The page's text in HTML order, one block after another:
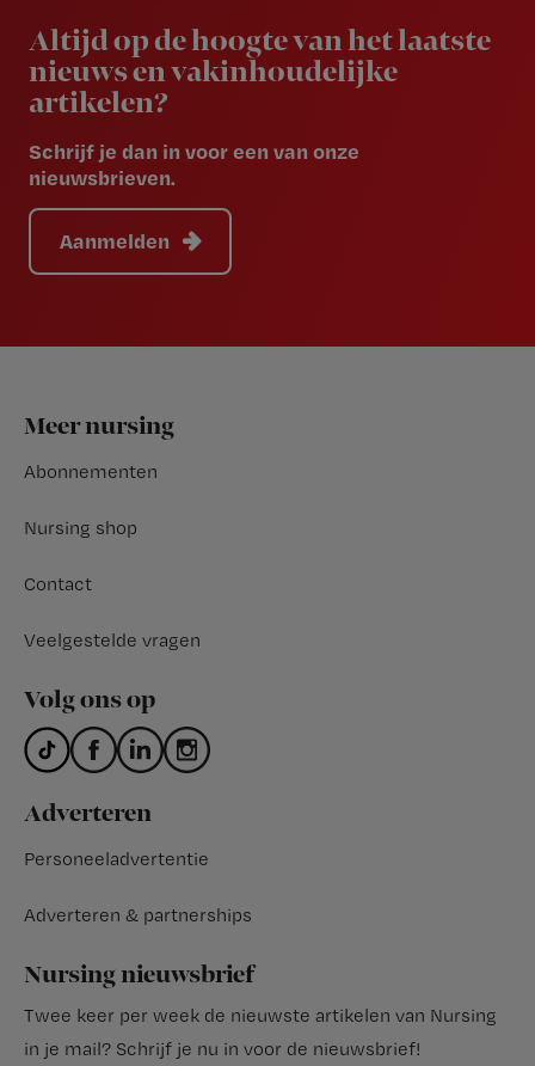
Altijd op de hoogte van het laatste
nieuws en vakinhoudelijke
artikelen?
Schrijf je dan in voor een van onze
nieuwsbrieven.
Aanmelden
Footer
Meer nursing
Abonnementen
Nursing shop
Contact
Veelgestelde vragen
Volg ons op
Adverteren
Personeeladvertentie
Adverteren & partnerships
Nursing nieuwsbrief
Twee keer per week de nieuwste artikelen van Nursing
in je mail? Schrijf je nu in voor de nieuwsbrief!